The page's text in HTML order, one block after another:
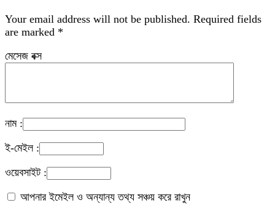
Your email address will not be published. Required fields
are marked *
মেসেজ বক্স
নাম :
ই-মেইল :
ওয়েবসাইট :
আপনার ইমেইল ও অন্যান্য তথ্য সঞ্চয় করে রাখুন